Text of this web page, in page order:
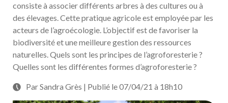
consiste à associer différents arbres à des cultures ou à
des élevages. Cette pratique agricole est employée par les
acteurs de l’agroécologie. L’objectif est de favoriser la
biodiversité et une meilleure gestion des ressources
naturelles. Quels sont les principes de l’agroforesterie ?
Quelles sont les différentes formes d’agroforesterie ?
Par Sandra Grès | Publié le 07/04/21 à 18h10